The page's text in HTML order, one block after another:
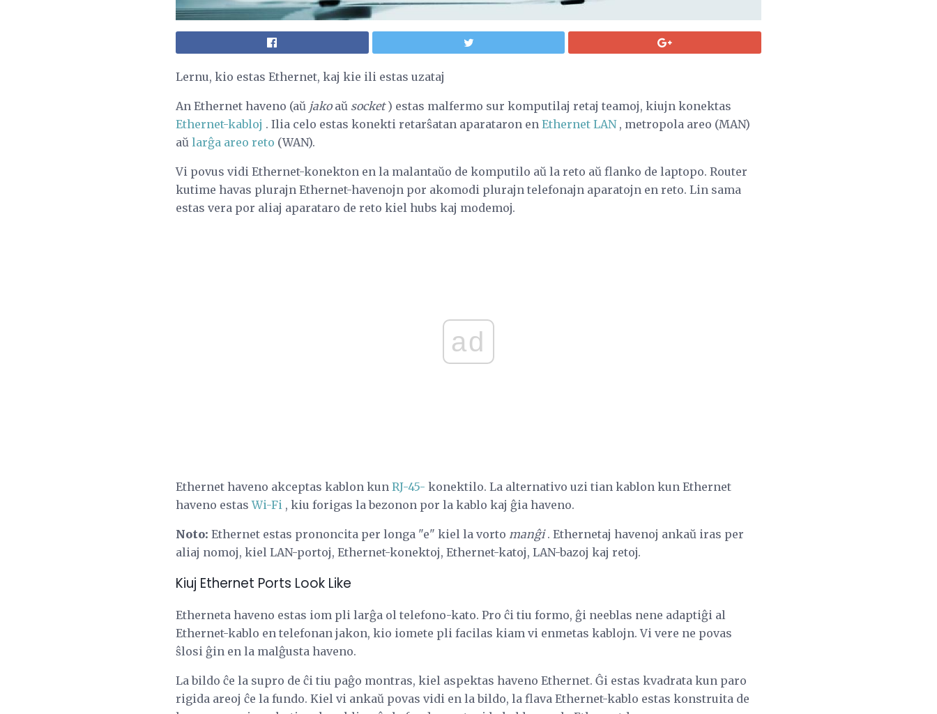
Lernu, kio estas Ethernet, kaj kie ili estas uzataj
An Ethernet haveno (aŭ jakoaŭ socket) estas malfermo sur komputilaj retaj teamoj, kiujn konektas
Ethernet-kabloj . Ilia celo estas konekti retarŝatan aparataron en Ethernet LAN, metropola areo (MAN)
aŭ larĝa areo reto (WAN).
Vi povus vidi Ethernet-konekton en la malantaŭo de komputilo aŭ la reto aŭ flanko de laptopo. Router
kutime havas plurajn Ethernet-havenojn por akomodi plurajn telefonajn aparatojn en reto. Lin sama
estas vera por aliaj aparataro de reto kiel hubs kaj modemoj.
ad
Ethernet haveno akceptas kablon kun RJ-45- konektilo. La alternativo uzi tian kablon kun Ethernet
haveno estasWi-Fi , kiu forigas la bezonon por la kablo kaj ĝia haveno.
Noto: Ethernet estas prononcita per longa "e" kiel la vorto manĝi. Ethernetaj havenoj ankaŭ iras per
aliaj nomoj, kiel LAN-portoj, Ethernet-konektoj, Ethernet-katoj, LAN-bazoj kaj retoj.
Kiuj Ethernet Ports Look Like
Etherneta haveno estas iom pli larĝa ol telefono-kato. Pro ĉi tiu formo, ĝi neeblas nene adaptiĝi al
Ethernet-kablo en telefonan jakon, kio iomete pli facilas kiam vi enmetas kablojn. Vi vere ne povas
ŝlosi ĝin en la malĝusta haveno.
La bildo ĉe la supro de ĉi tiu paĝo montras, kiel aspektas haveno Ethernet. Ĝi estas kvadrata kun paro
rigida areoj ĉe la fundo. Kiel vi ankaŭ povas vidi en la bildo, la flava Ethernet-kablo estas konstruita de